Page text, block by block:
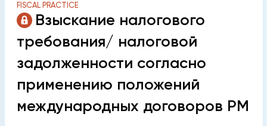
FISCAL PRACTICE
Взыскание налогового
требования/ налоговой
задолженности согласно
применению положений
международных договоров РМ